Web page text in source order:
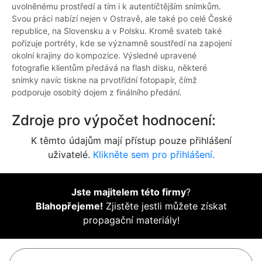
uvolněnému prostředí a tím i k autentičtějším snímkům.
Svou práci nabízí nejen v Ostravě, ale také po celé České
republice, na Slovensku a v Polsku. Kromě svateb také
pořizuje portréty, kde se významně soustředí na zapojení
okolní krajiny do kompozice. Výsledné upravené
fotografie klientům předává na flash disku, některé
snímky navíc tiskne na prvotřídní fotopapír, čímž
podporuje osobitý dojem z finálního předání.
Zdroje pro výpočet hodnocení:
K těmto údajům mají přístup pouze přihlášení
uživatelé. Klikněte sem pro přihlášení.
Jste majitelem této firmy?
Blahopřejeme! Zjistěte jestli můžete získat
propagační materiály!